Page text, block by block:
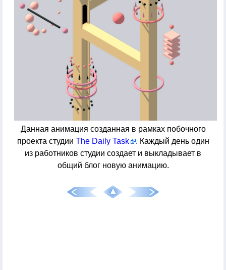
Данная анимация созданная в рамках побочного
проекта студии The Daily Task
. Каждый день один
из работников студии создает и выкладывает в
общий блог новую анимацию.